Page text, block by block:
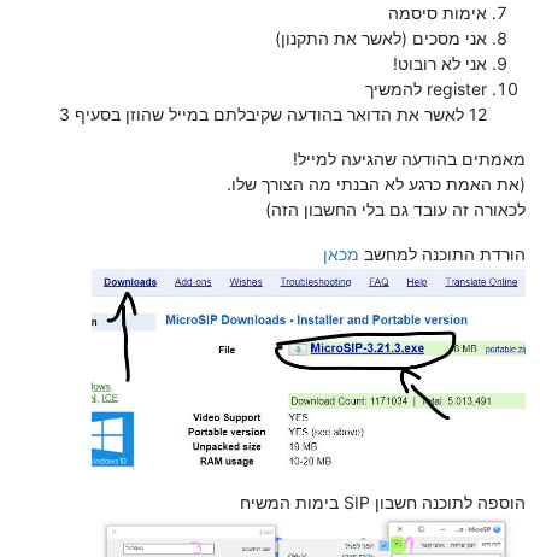
אימות סיסמה
אני מסכים (לאשר את התקנון)
אני לא רובוט!
register להמשיך
12 לאשר את הדואר בהודעה שקיבלתם במייל שהוזן בסעיף 3
מאמתים בהודעה שהגיעה למייל!
(את האמת כרגע לא הבנתי מה הצורך שלו.
לכאורה זה עובד גם בלי החשבון הזה)
הורדת התוכנה למחשב מכאן
הוספה לתוכנה חשבון SIP בימות המשיח